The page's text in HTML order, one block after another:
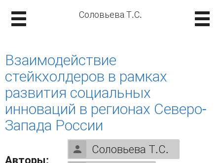
Соловьева Т.С.
Взаимодействие
стейкхолдеров в рамках
развития социальных
инноваций в регионах Северо-
Запада России
Авторы:
Соловьева Т.С.